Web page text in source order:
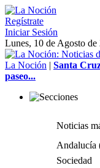
Regístrate
Iniciar Sesión
Lunes, 10 de Agosto
La Noción | Santa
paseo...
Noticias
Andalucía
Sociedad